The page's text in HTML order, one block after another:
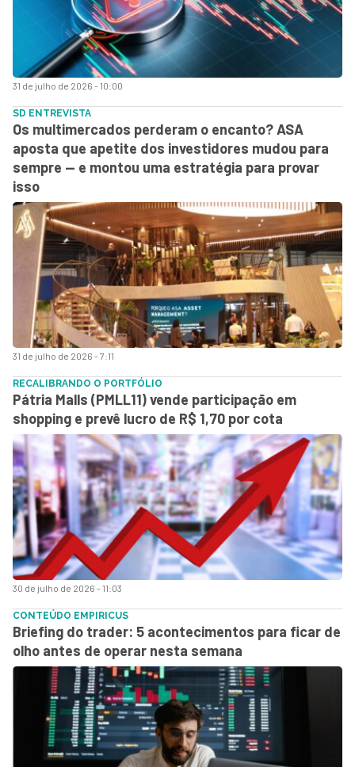
31 de julho de 2026 - 10:00
31 de julho de 2026 - 7:11
SD ENTREVISTA
Os multimercados perderam o encanto? ASA
aposta que apetite dos investidores mudou para
sempre — e montou uma estratégia para provar
isso
30 de julho de 2026 - 11:03
RECALIBRANDO O PORTFÓLIO
Pátria Malls (PMLL11) vende participação em
shopping e prevê lucro de R$ 1,70 por cota
CONTEÚDO EMPIRICUS
Briefing do trader: 5 acontecimentos para ficar de
olho antes de operar nesta semana